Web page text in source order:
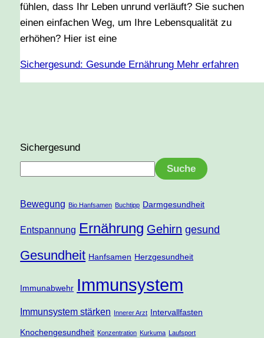
fühlen, dass Ihr Leben unrund verläuft? Sie suchen
einen einfachen Weg, um Ihre Lebensqualität zu
erhöhen? Hier ist eine
Sichergesund: Gesunde Ernährung Mehr erfahren
Sichergesund
Suche
Bewegung Bio Hanfsamen Buchtipp Darmgesundheit
Entspannung Ernährung Gehirn gesund
Gesundheit Hanfsamen Herzgesundheit
Immunabwehr Immunsystem
Immunsystem stärken Innerer Arzt Intervallfasten
Knochengesundheit Konzentration Kurkuma Laufsport